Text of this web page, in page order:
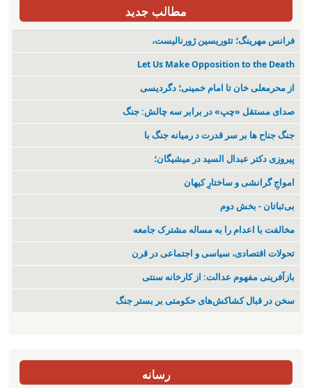
مطالب جدید
فرانس مهرینگ؛ تئوریسین ژورنالیست،
Let Us Make Opposition to the Death
از محرمعلی خان تا امام خمینی؛ دگردیسی
صدای مستقل «چپ» در برابر سه چالش: جنگ
جنگ جناح ها بر سر قدرت د رمیانە جنگ با
پیروزی دکتر عبدال السید در میشیگان؛
‌امواجِ گرانشی و ساختارِ کیهان
بی‌ثباتان - بخش دوم
مخالفت با اعدام را به مساله مشترک جامعه
تحولات اقتصادی، سیاسی و اجتماعی در قرن
بازآفرینی مفهوم عدالت: از کارخانه سنتی
سخن در قبال کشاکش‌های حکومتی بر بستر جنگ
رسانه